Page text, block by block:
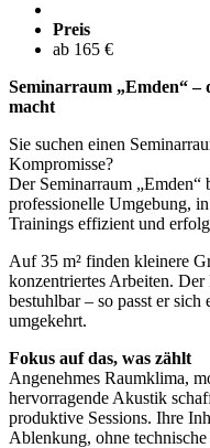
Preis
ab 165 €
Seminarraum „Emden“ –
macht
Sie suchen einen
Kompromisse?
Der Seminarraum „Emden“
professionelle Umgebung,
Trainings effizient und
Auf 35 m² finden kleinere
konzentriertes Arbeiten.
bestuhlbar – so passt er
umgekehrt.
Fokus auf das, was zählt
Angenehmes Raumklima,
hervorragende Akustik
produktive Sessions. Ihre
Ablenkung, ohne